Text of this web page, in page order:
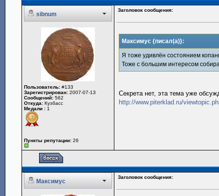
sibnum
Заголовок сообщения:
Пользователь: #133
Зарегистрирован: 2007-07-13
Сообщений: 562
Откуда: Кузбасс
Медали : 1
Пункты репутации: 26
Максимус {писал(а)}:
Я тоже удивлён состоянием
Тоже с большим интересом
Секрета нет, эта тема уже
http://www.piterklad.ru/
Максимус
Заголовок сообщения: